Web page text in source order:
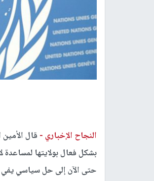
النجاح الإخباري - قال
بشكل فعال بولايتها
حتى الآن إلى حل سياسي يفي